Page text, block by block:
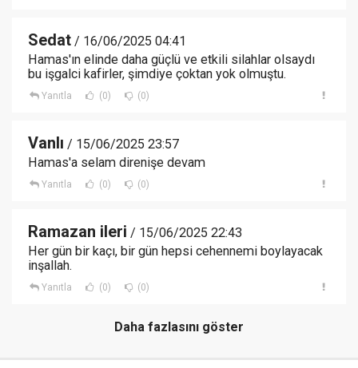
Sedat / 16/06/2025 04:41
Hamas'ın elinde daha güçlü ve etkili silahlar olsaydı
bu işgalci kafirler, şimdiye çoktan yok olmuştu.
Yanıtla (0) (0)
Vanlı / 15/06/2025 23:57
Hamas'a selam direnişe devam
Yanıtla (0) (0)
Ramazan ileri / 15/06/2025 22:43
Her gün bir kaçı, bir gün hepsi cehennemi boylayacak
inşallah.
Yanıtla (0) (0)
Daha fazlasını göster